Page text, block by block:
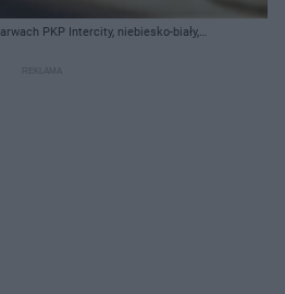
PKP Intercity, niebiesko-biały,
ilustruje plany nowych inwestycji